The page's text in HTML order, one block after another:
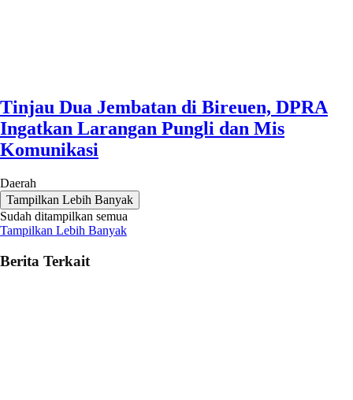
Tinjau Dua Jembatan di Bireuen, DPRA
Ingatkan Larangan Pungli dan Mis
Komunikasi
Daerah
Tampilkan Lebih Banyak
Sudah ditampilkan semua
Tampilkan Lebih Banyak
Berita Terkait